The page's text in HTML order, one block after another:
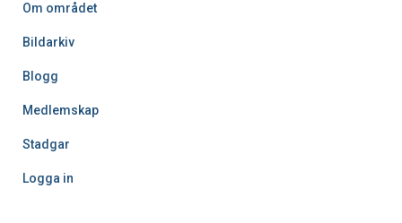
Om området
Bildarkiv
Blogg
Medlemskap
Stadgar
Logga in